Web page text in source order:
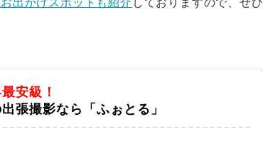
出かけスポットも紹介 しておりますので、ぜひ
安級！
張撮影なら「ふぉとる」